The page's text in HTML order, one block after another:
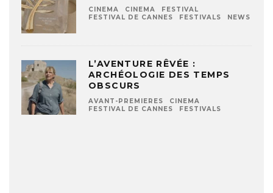
CINEMA CINEMA
FESTIVAL
FESTIVAL DE CANNES
FESTIVALS NEWS
L’AVENTURE RÊVÉE :
ARCHÉOLOGIE DES TEMPS
OBSCURS
AVANT-PREMIERES
CINEMA
FESTIVAL DE CANNES
FESTIVALS